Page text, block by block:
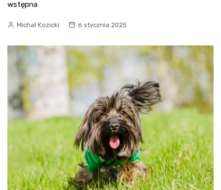
wstępna
Michał Kozicki 6 stycznia 2025